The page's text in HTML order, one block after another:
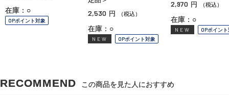
在庫：○
OPポイント対象
2,530 円 （税込）
在庫：○
NEW OPポイント対象
2,970 円 （税込）
在庫：○
NEW OPポイン
RECOMMEND この商品を見た人におすすめ